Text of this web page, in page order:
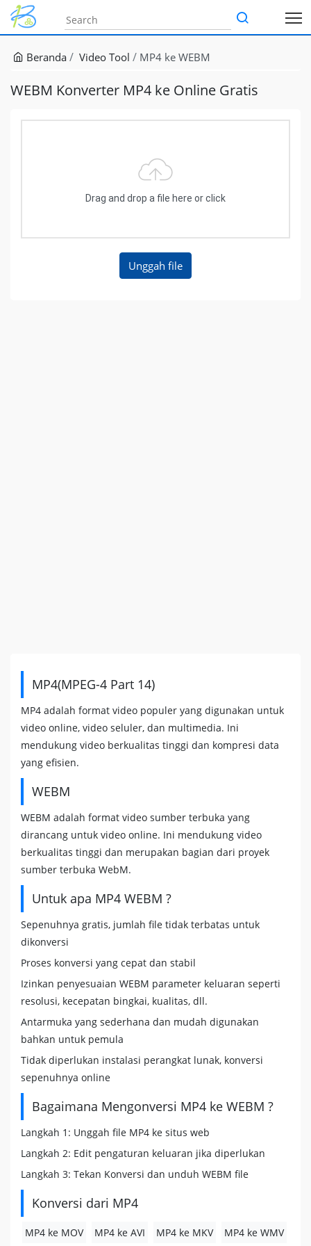
Beranda Video Tool MP4 ke WEBM
WEBM Konverter MP4 ke Online Gratis
Drag and drop a file here or click
MP4(MPEG-4 Part 14)
MP4 adalah format video populer yang digunakan untuk
video online, video seluler, dan multimedia. Ini
mendukung video berkualitas tinggi dan kompresi data
yang efisien.
WEBM
WEBM adalah format video sumber terbuka yang
dirancang untuk video online. Ini mendukung video
berkualitas tinggi dan merupakan bagian dari proyek
sumber terbuka WebM.
Untuk apa MP4 WEBM ?
Sepenuhnya gratis, jumlah file tidak terbatas untuk
dikonversi
Proses konversi yang cepat dan stabil
Izinkan penyesuaian WEBM parameter keluaran seperti
resolusi, kecepatan bingkai, kualitas, dll.
Antarmuka yang sederhana dan mudah digunakan
bahkan untuk pemula
Tidak diperlukan instalasi perangkat lunak, konversi
sepenuhnya online
Bagaimana Mengonversi MP4 ke WEBM ?
Langkah 1: Unggah file MP4 ke situs web
Langkah 2: Edit pengaturan keluaran jika diperlukan
Langkah 3: Tekan Konversi dan unduh WEBM file
Konversi dari MP4
MP4 ke MOV MP4 ke AVI MP4 ke MKV MP4 ke WMV